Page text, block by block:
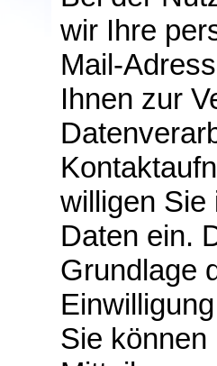
wir Ihre
Mail-
Ihnen zur
willigen Sie
Daten ein.
Grundlage
Sie können